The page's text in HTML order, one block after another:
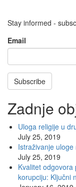
Stay informed -
Email
Subscribe
Zadnje
Uloga religije u
July 25, 2019
Istraživanje
July 25, 2019
Kvalitet
korupciju: Ključni